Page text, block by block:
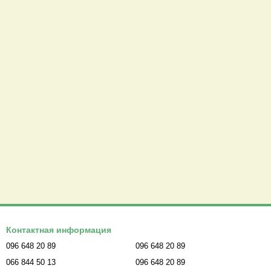
Контактная информация
096 648 20 89
066 844 50 13
096 648 20 89
096 648 20 89